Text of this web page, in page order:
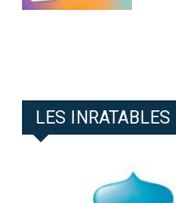
LES INRATABLES